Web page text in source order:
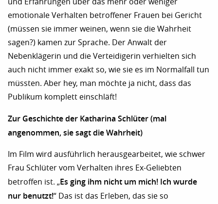
emotionale Verhalten betroffener Frauen bei Gericht
(müssen sie immer weinen, wenn sie die Wahrheit
sagen?) kamen zur Sprache. Der Anwalt der
Nebenklägerin und die Verteidigerin verhielten sich
auch nicht immer exakt so, wie sie es im Normalfall tun
müssten. Aber hey, man möchte ja nicht, dass das
Publikum komplett einschläft!
Zur Geschichte der Katharina Schlüter (mal
angenommen, sie sagt die Wahrheit)
Im Film wird ausführlich herausgearbeitet, wie schwer
Frau Schlüter vom Verhalten ihres Ex-Geliebten
betroffen ist. „Es ging ihm nicht um mich! Ich wurde
nur benutzt!“ Das ist das Erleben, das sie so